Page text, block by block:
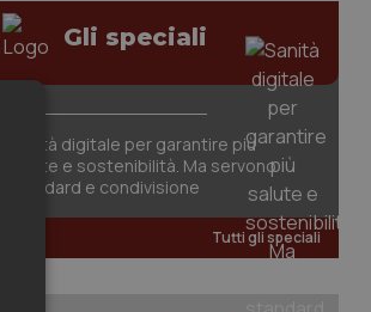
Gli speciali
Sanità digitale per garantire più
salute e sostenibilità. Ma servono
standard e condivisione
Tutti gli speciali